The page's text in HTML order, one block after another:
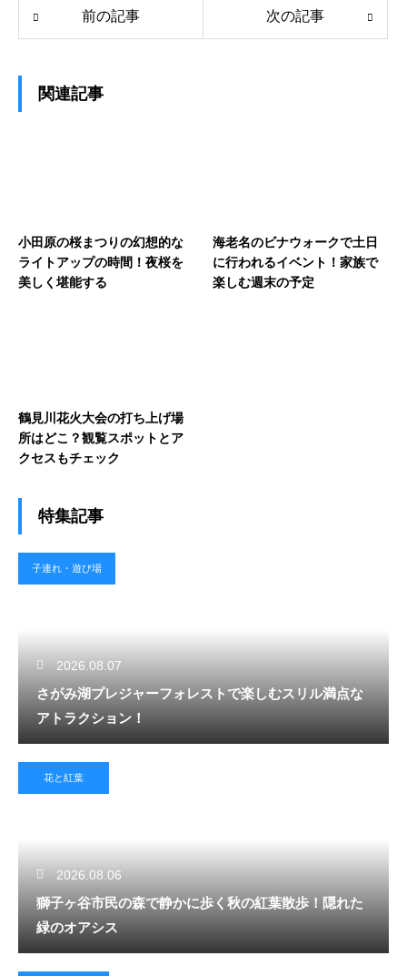
前の記事 次の記事
関連記事
小田原の桜まつりの幻想的な
ライトアップの時間！夜桜を
美しく堪能する
海老名のビナウォークで土日
に行われるイベント！家族で
楽しむ週末の予定
鶴見川花火大会の打ち上げ場
所はどこ？観覧スポットとア
クセスもチェック
特集記事
子連れ・遊び場
2026.08.07
さがみ湖プレジャーフォレストで楽しむスリル満点な
アトラクション！
花と紅葉
2026.08.06
獅子ヶ谷市民の森で静かに歩く秋の紅葉散歩！隠れた
緑のオアシス